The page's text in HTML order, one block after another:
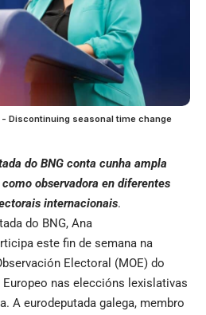
- Discontinuing seasonal time change
do BNG conta cunha ampla
observadora en diferentes
internacionais.
do BNG, Ana
este fin de semana na
Electoral (MOE) do
Europeo nas eleccións lexislativas
. A eurodeputada galega, membro